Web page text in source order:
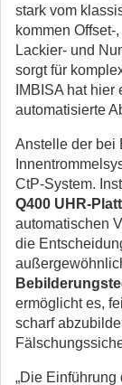
stark vom
kommen
Lackier- und
sorgt für
IMBISA hat
automatisierte
Anstelle der bei
CtP-System.
Q400 UHR-
automatischen
die
ermöglicht es,
scharf
„Die